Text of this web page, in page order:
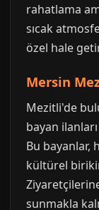
rahatlama
sıcak
özel hale
Mersin
Mezitli'de
bayan
Bu bayanlar,
kültürel
sunmakla